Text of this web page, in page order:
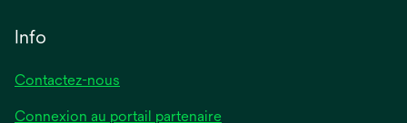
Info
Contactez-nous
Connexion au portail partenaire